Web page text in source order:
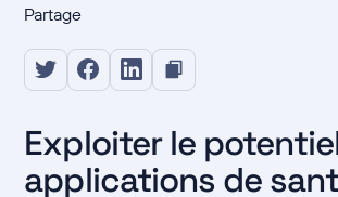
Partage
Exploiter le
applications de